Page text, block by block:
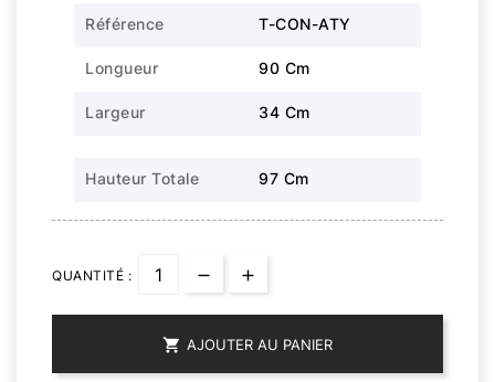
Référence T-CON-ATY
Longueur 90 Cm
Largeur 34 Cm
Hauteur Totale 97 Cm
QUANTITÉ :
 AJOUTER AU PANIER